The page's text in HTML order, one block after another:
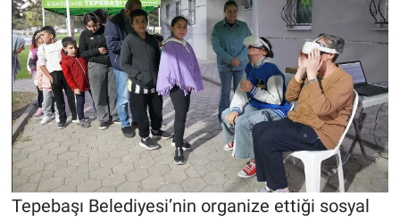
Tepebaşı Belediyesi’nin organize ettiği sosyal